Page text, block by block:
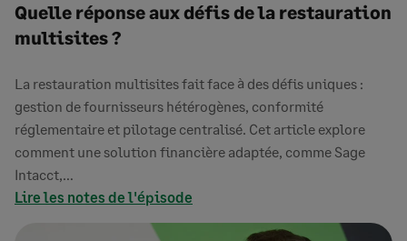
Quelle réponse aux défis de la restauration
multisites ?
La restauration multisites fait face à des défis uniques :
gestion de fournisseurs hétérogènes, conformité
réglementaire et pilotage centralisé. Cet article explore
comment une solution financière adaptée, comme Sage
Intacct,…
Lire les notes de l'épisode